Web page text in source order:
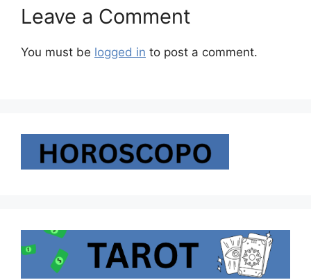
Leave a Comment
You must be logged in to post a comment.